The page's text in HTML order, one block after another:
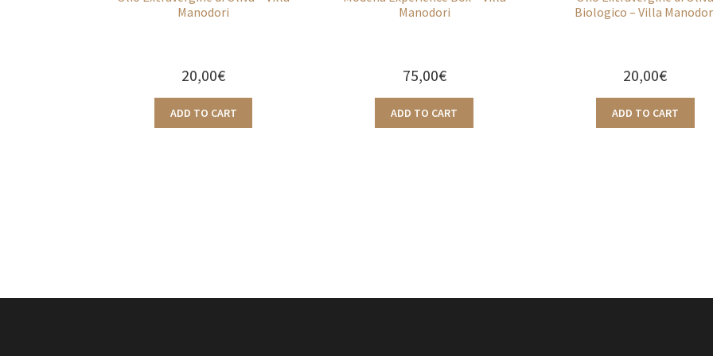
Manodori
20,00€
ADD TO CART
Manodori
75,00€
ADD TO CART
Biologico – Villa
20,00€
ADD TO CART